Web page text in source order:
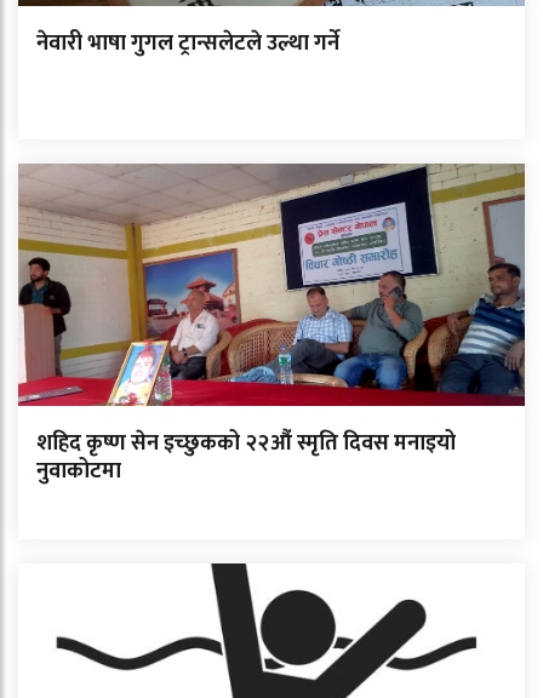
नेवारी भाषा गुगल ट्रान्सलेटले उल्था गर्ने
शहिद कृष्ण सेन इच्छुकको २२औं स्मृति दिवस मनाइयो
नुवाकोटमा